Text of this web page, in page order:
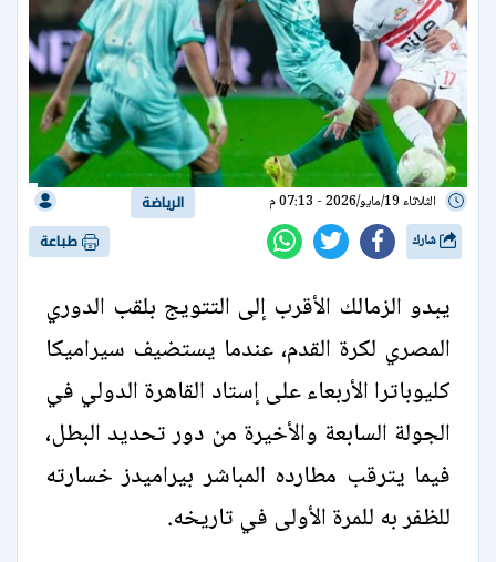
الثلاثاء 19/مايو/2026 - 07:13 م الرياضة
طباعة
يبدو الزمالك الأقرب إلى التتويج بلقب الدوري
المصري لكرة القدم، عندما يستضيف سيراميكا
كليوباترا الأربعاء على إستاد القاهرة الدولي في
الجولة السابعة والأخيرة من دور تحديد البطل،
فيما يترقب مطارده المباشر بيراميدز خسارته
للظفر به للمرة الأولى في تاريخه.